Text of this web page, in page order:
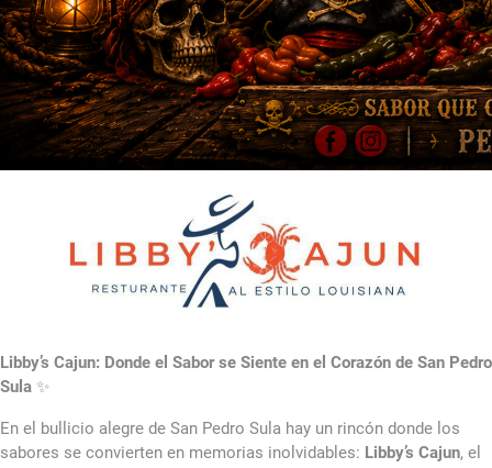
Libby’s Cajun: Donde el Sabor se Siente en el Corazón de San Pedro
Sula ✨
En el bullicio alegre de San Pedro Sula hay un rincón donde los
sabores se convierten en memorias inolvidables: Libby’s Cajun, el